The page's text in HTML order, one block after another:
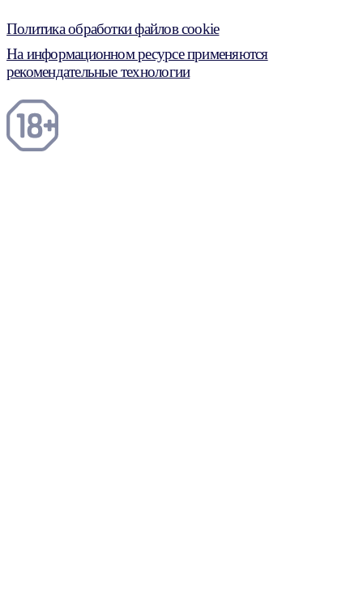
Политика обработки файлов cookie
На информационном ресурсе применяются
рекомендательные технологии